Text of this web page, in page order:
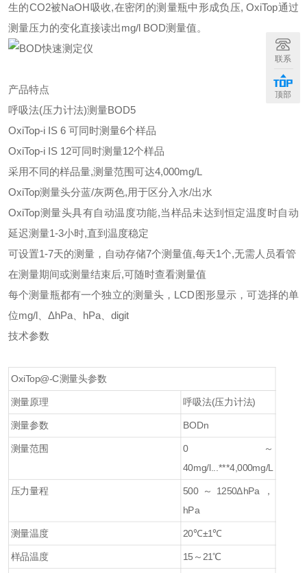
生的CO2被NaOH吸收,在密闭的测量瓶中形成负压, OxiTop通过
测量压力的变化直接读出mg/l BOD测量值。
产品特点
呼吸法(压力计法)测量BOD5
OxiTop-i IS 6 可同时测量6个样品
OxiTop-i IS 12可同时测量12个样品
采用不同的样品量,测量范围可达4,000mg/L
OxiTop测量头分蓝/灰两色,用于区分入水/出水
OxiTop测量头具有自动温度功能,当样品未达到恒定温度时自动
延迟测量1-3小时,直到温度稳定
可设置1-7天的测量，自动存储7个测量值,每天1个,无需人员看管
在测量期间或测量结束后,可随时查看测量值
每个测量瓶都有一个独立的测量头，LCD图形显示，可选择的单
位mg/l、ΔhPa、hPa、digit
技术参数
OxiTop@-C测量头参数
测量原理 呼吸法(压力计法)
测量参数 BODn
测量范围 0～
40mg/l...***4,000mg/L
压力量程
500～1250ΔhPa，
hPa
测量温度 20℃±1℃
样品温度 15～21℃
联系
顶部